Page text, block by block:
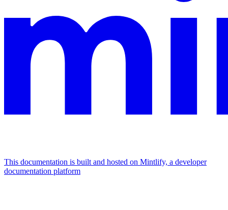
This documentation is built and hosted on Mintlify, a developer
documentation platform